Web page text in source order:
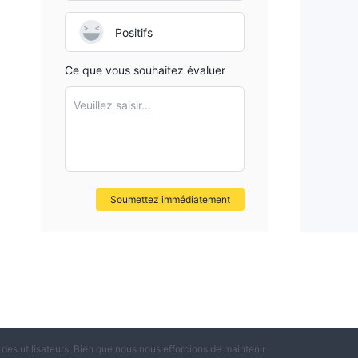
Positifs
Ce que vous souhaitez évaluer
Veuillez saisir...
Soumettez immédiatement
utilisateurs. Bien que nous nous efforcions de maintenir